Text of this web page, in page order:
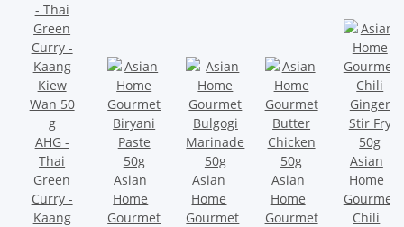
AHG -
Thai
Green
Curry -
Kaang
Asian
Home
Gourmet
Asian
Home
Gourmet
Asian
Home
Gourmet
Asian
Home
Gourmet
Chili